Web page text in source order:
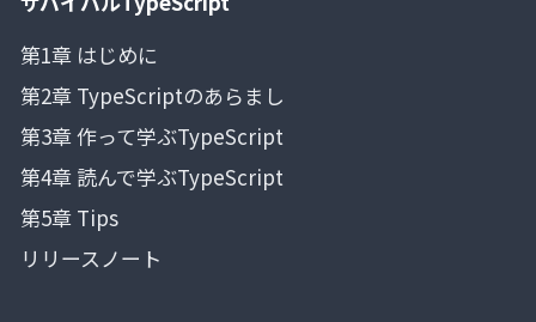
第1章 はじめに
第2章 TypeScriptのあらまし
第3章 作って学ぶTypeScript
第4章 読んで学ぶTypeScript
第5章 Tips
リリースノート